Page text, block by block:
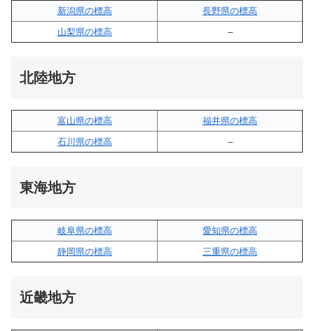
新潟県の標高
長野県の標高
山梨県の標高
–
北陸地方
富山県の標高
福井県の標高
石川県の標高
–
東海地方
岐阜県の標高
愛知県の標高
静岡県の標高
三重県の標高
近畿地方